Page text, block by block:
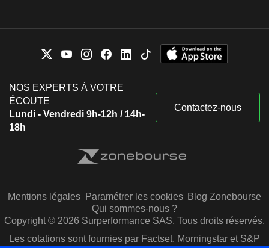
NOS EXPERTS À VOTRE
ÉCOUTE
Lundi - Vendredi 9h-12h / 14h-
18h
Contactez-nous
Mentions légales Paramétrer les cookies Blog Zonebourse
Qui sommes-nous ?
Copyright © 2026 Surperformance SAS. Tous droits réservés.
Les cotations sont fournies par Factset, Morningstar et S&P